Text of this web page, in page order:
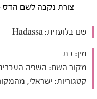
צורת נקבה לשם הדס
שם בלועזית:
מין: בת
מקור השם: השפה
קטגוריות: ישראלי,